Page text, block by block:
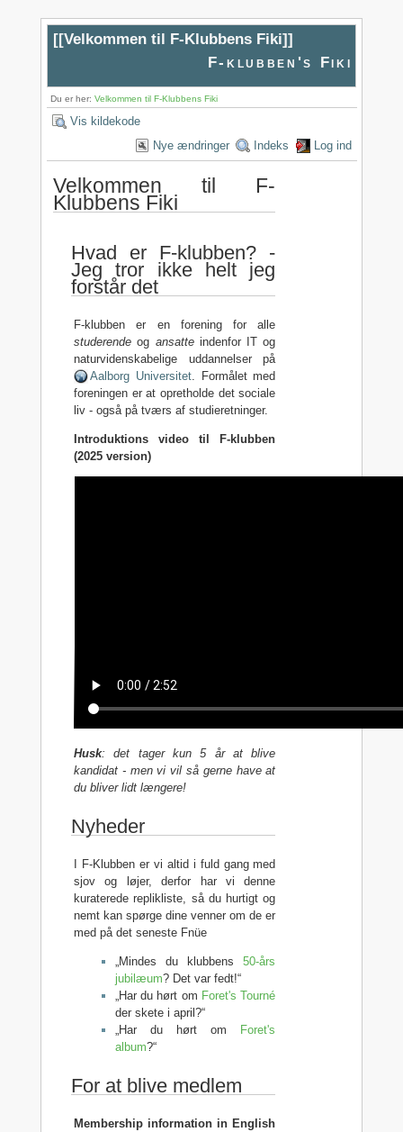
[[Velkommen til F-Klubbens Fiki]]
F-klubben's Fiki
Du er her:Velkommen til F-Klubbens Fiki
Vis kildekode
Nye ændringer
Indeks Log ind
Velkommen til F-
Klubbens Fiki
Hvad er F-klubben? -
Jeg tror ikke helt jeg
forstår det
F-klubben er en forening for alle
studerende og ansatteindenfor IT og
naturvidenskabelige uddannelser på
Aalborg Universitet. Formålet med
foreningen er at opretholde det sociale
liv - også på tværs af studieretninger.
Introduktions video til F-klubben
(2025 version)
Husk: det tager kun 5 år at blive
kandidat - men vi vil så gerne have at
du bliver lidt længere!
Nyheder
I F-Klubben er vi altid i fuld gang med
sjov og løjer, derfor har vi denne
kuraterede replikliste, så du hurtigt og
nemt kan spørge dine venner om de er
med på det seneste Fnüe
„Mindes du klubbens50-års
jubilæum? Det var fedt!“
„Har du hørt om Foret's Tourné
der skete i april?“
„Har du hørt om
Foret's
album?“
For at blive medlem
Membership information in English